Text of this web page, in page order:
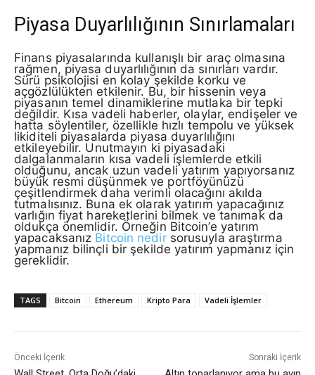
Piyasa Duyarlılığının Sınırlamaları
Finans piyasalarında kullanışlı bir araç olmasına
rağmen, piyasa duyarlılığının da sınırları vardır.
Sürü psikolojisi en kolay şekilde korku ve
açgözlülükten etkilenir. Bu, bir hissenin veya
piyasanın temel dinamiklerine mutlaka bir tepki
değildir. Kısa vadeli haberler, olaylar, endişeler ve
hatta söylentiler, özellikle hızlı tempolu ve yüksek
likiditeli piyasalarda piyasa duyarlılığını
etkileyebilir. Unutmayın ki piyasadaki
dalgalanmaların kısa vadeli işlemlerde etkili
olduğunu, ancak uzun vadeli yatırım yapıyorsanız
büyük resmi düşünmek ve portföyünüzü
çeşitlendirmek daha verimli olacağını akılda
tutmalısınız. Buna ek olarak yatırım yapacağınız
varlığın fiyat hareketlerini bilmek ve tanımak da
oldukça önemlidir. Örneğin Bitcoin’e yatırım
yapacaksanız Bitcoin nedir sorusuyla araştırma
yapmanız bilinçli bir şekilde yatırım yapmanız için
gereklidir.
TAGS Bitcoin Ethereum Kripto Para Vadeli İşlemler
Önceki İçerik Sonraki İçerik